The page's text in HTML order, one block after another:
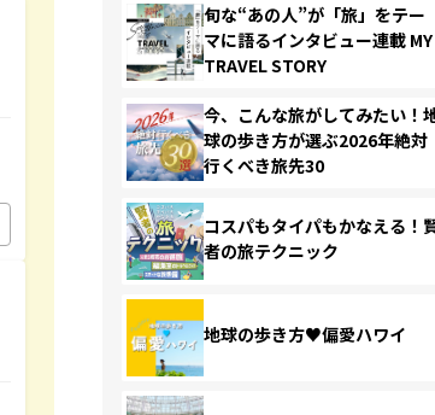
旬な“あの人”が「旅」をテー
マに語るインタビュー連載 MY
TRAVEL STORY
今、こんな旅がしてみたい！
球の歩き方が選ぶ2026年絶対
行くべき旅先30
コスパもタイパもかなえる！
者の旅テクニック
地球の歩き方♥偏愛ハワイ